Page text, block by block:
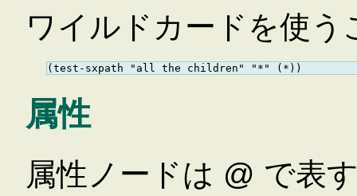
ワイルドカードを使う
属性
属性ノードは @ で表